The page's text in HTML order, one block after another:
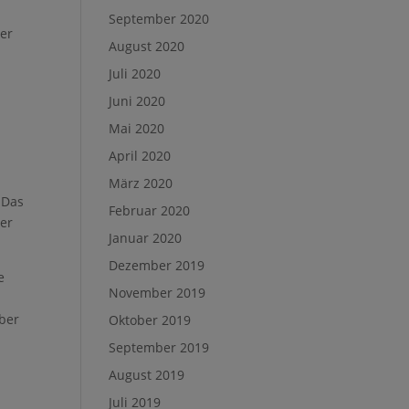
September 2020
August 2020
Juli 2020
Juni 2020
Mai 2020
April 2020
März 2020
Februar 2020
Januar 2020
Dezember 2019
November 2019
Oktober 2019
September 2019
August 2019
Juli 2019